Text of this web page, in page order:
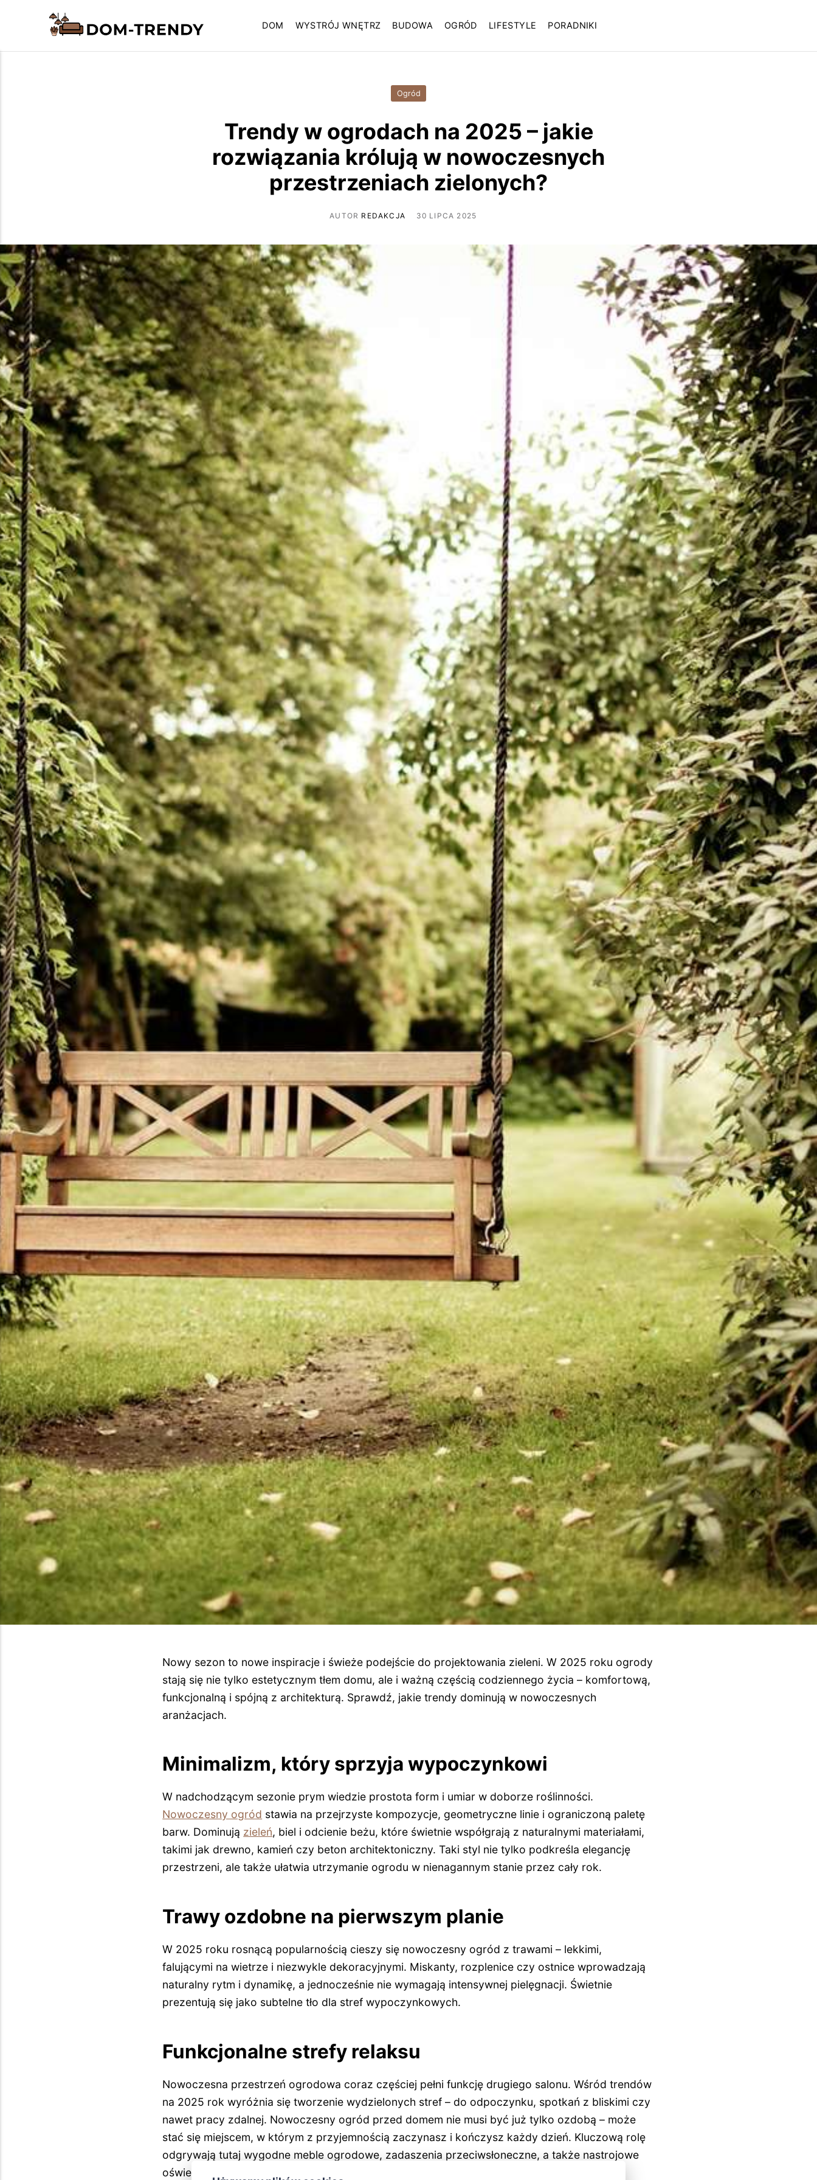
DOM WYSTRÓJ WNĘTRZ BUDOWA OGRÓD LIFESTYLE PORADNIKI
Ogród
Trendy w ogrodach na 2025 – jakie
rozwiązania królują w nowoczesnych
przestrzeniach zielonych?
AUTOR REDAKCJA 30 LIPCA 2025
Nowy sezon to nowe inspiracje i świeże podejście do projektowania zieleni. W 2025 roku ogrody
stają się nie tylko estetycznym tłem domu, ale i ważną częścią codziennego życia – komfortową,
funkcjonalną i spójną z architekturą. Sprawdź, jakie trendy dominują w nowoczesnych
aranżacjach.
Minimalizm, który sprzyja wypoczynkowi
W nadchodzącym sezonie prym wiedzie prostota form i umiar w doborze roślinności.
Nowoczesny ogród stawia na przejrzyste kompozycje, geometryczne linie i ograniczoną paletę
barw. Dominują zieleń, biel i odcienie beżu, które świetnie współgrają z naturalnymi materiałami,
takimi jak drewno, kamień czy beton architektoniczny. Taki styl nie tylko podkreśla elegancję
przestrzeni, ale także ułatwia utrzymanie ogrodu w nienagannym stanie przez cały rok.
Trawy ozdobne na pierwszym planie
W 2025 roku rosnącą popularnością cieszy się nowoczesny ogród z trawami – lekkimi,
falującymi na wietrze i niezwykle dekoracyjnymi. Miskanty, rozplenice czy ostnice wprowadzają
naturalny rytm i dynamikę, a jednocześnie nie wymagają intensywnej pielęgnacji. Świetnie
prezentują się jako subtelne tło dla stref wypoczynkowych.
Funkcjonalne strefy relaksu
Nowoczesna przestrzeń ogrodowa coraz częściej pełni funkcję drugiego salonu. Wśród trendów
na 2025 rok wyróżnia się tworzenie wydzielonych stref – do odpoczynku, spotkań z bliskimi czy
nawet pracy zdalnej. Nowoczesny ogród przed domem nie musi być już tylko ozdobą – może
stać się miejscem, w którym z przyjemnością zaczynasz i kończysz każdy dzień. Kluczową rolę
odgrywają tutaj wygodne meble ogrodowe, zadaszenia przeciwsłoneczne, a także nastrojowe
oświetlenie LED, które pozwala korzystać z ogrodu również po zmroku.